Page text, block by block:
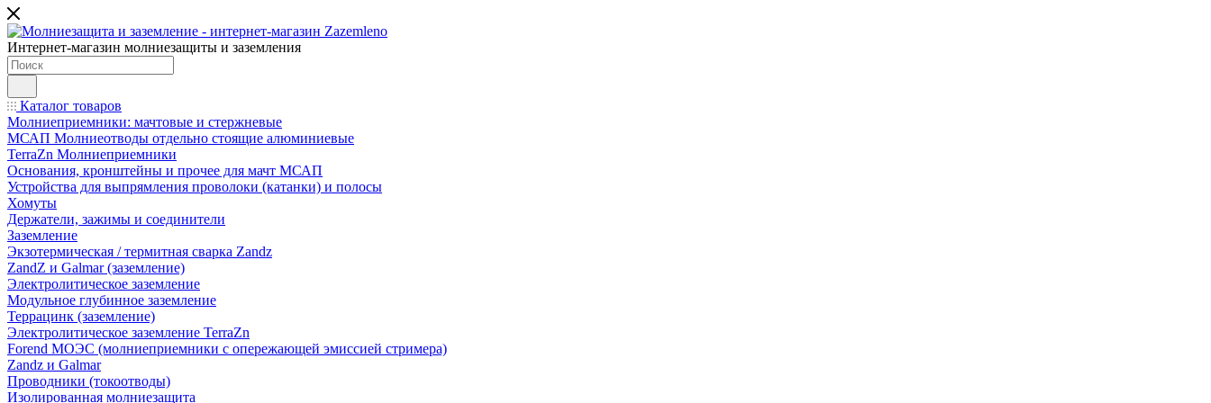
Интернет-магазин молниезащиты и заземления
Каталог товаров
Молниеприемники: мачтовые и стержневые
МСАП Молниеотводы отдельно стоящие алюминиевые
TerraZn Молниеприемники
Основания, кронштейны и прочее для мачт МСАП
Устройства для выпрямления проволоки (катанки) и полосы
Хомуты
Держатели, зажимы и соединители
Заземление
Экзотермическая / термитная сварка Zandz
ZandZ и Galmar (заземление)
Электролитическое заземление
Модульное глубинное заземление
Террацинк (заземление)
Электролитическое заземление TerraZn
Forend МОЭС (молниеприемники с опережающей эмиссией стримера)
Zandz и Galmar
Проводники (токоотводы)
Изолированная молниезащита